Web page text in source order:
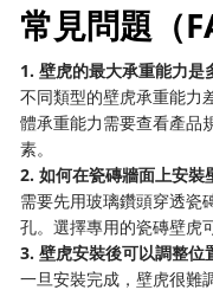
常見問題（
1. 壁虎的最大承重能力是
不同類型的壁虎承重能力
體承重能力需要查看產品
素。
2. 如何在瓷磚牆面上安裝
需要先用玻璃鑽頭穿透瓷
孔。選擇專用的瓷磚壁虎
3. 壁虎安裝後可以調整位
一旦安裝完成，壁虎很難